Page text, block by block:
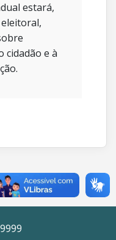
estará,
cidadão e à